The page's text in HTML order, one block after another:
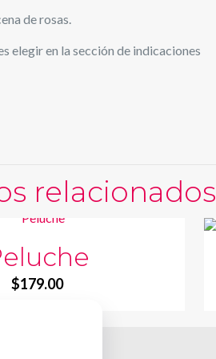
de rosas.
elegir en la sección de indicaciones
relacionados
$179.00